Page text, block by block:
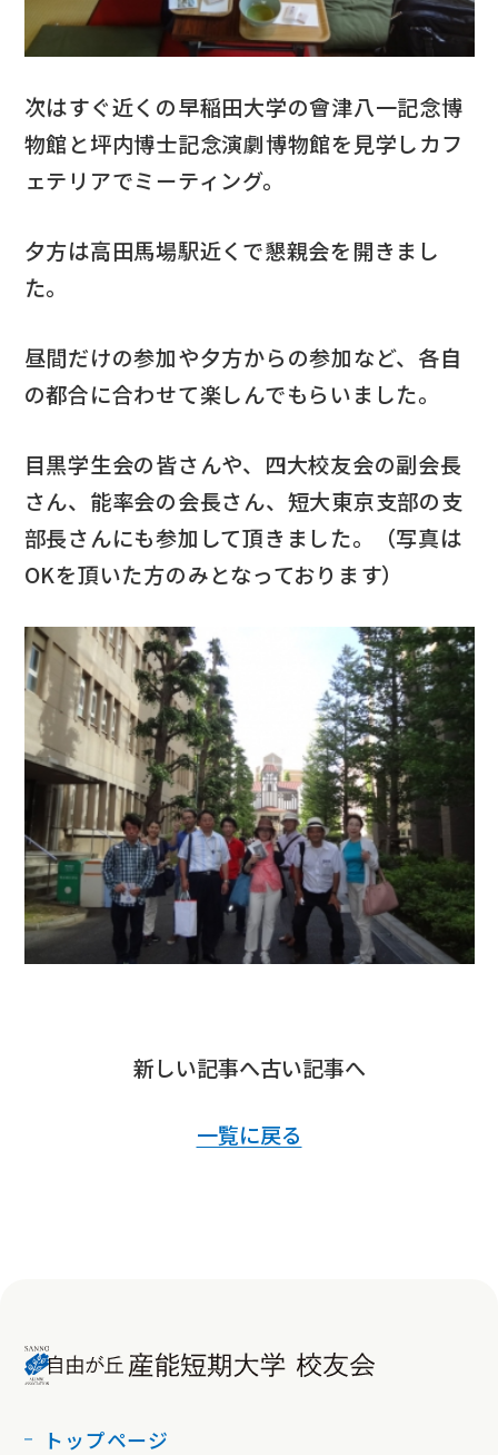
次はすぐ近くの早稲田大学の會津八一記念博
物館と坪内博士記念演劇博物館を見学しカフ
ェテリアでミーティング。
夕方は高田馬場駅近くで懇親会を開きまし
た。
昼間だけの参加や夕方からの参加など、各自
の都合に合わせて楽しんでもらいました。
目黒学生会の皆さんや、四大校友会の副会長
さん、能率会の会長さん、短大東京支部の支
部長さんにも参加して頂きました。（写真は
OKを頂いた方のみとなっております）
新しい記事へ古い記事へ
一覧に戻る
トップページ